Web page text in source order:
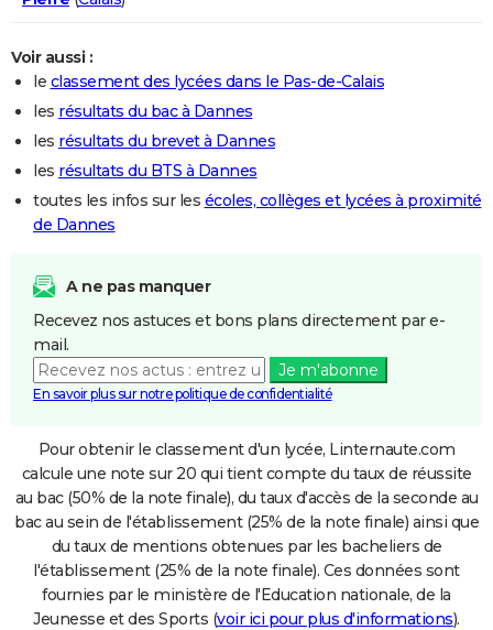
Voir aussi :
le classement des lycées dans le Pas-de-Calais
les résultats du bac à Dannes
les résultats du brevet à Dannes
les résultats du BTS à Dannes
toutes les infos sur les écoles, collèges et lycées à proximité
de Dannes
A ne pas manquer
Recevez nos astuces et bons plans directement par e-
mail.
Je m'abonne
En savoir plus sur notre politique de confidentialité
Pour obtenir le classement d'un lycée, Linternaute.com
calcule une note sur 20 qui tient compte du taux de réussite
au bac (50% de la note finale), du taux d'accès de la seconde au
bac au sein de l'établissement (25% de la note finale) ainsi que
du taux de mentions obtenues par les bacheliers de
l'établissement (25% de la note finale). Ces données sont
fournies par le ministère de l'Education nationale, de la
Jeunesse et des Sports (voir ici pour plus d'informations).